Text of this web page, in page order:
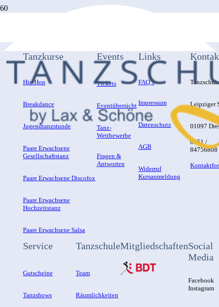
Tanzkurse
Hip Hop
Breakdance
Jugendtanzstunde
Paare Erwachsene
Gesellschaftstanz
Paare Erwachsene Discofox
Paare Erwachsene
Hochzeitstanz
Paare Erwachsene Salsa
Events
Tickets
Eventübersicht
Tanz-
Wettbewerbe
Fragen &
Antworten
Links
FAQ´s
Impressum
Datenschutz
AGB
Widerruf
Kursanmeldung
Leipziger
01097
0351 /
84756808
Service
Gutscheine
Tanzshows
Tanzschule
Team
Räumlichkeiten
MitgliedschaftenSocial
Media
Facebook
Instagram